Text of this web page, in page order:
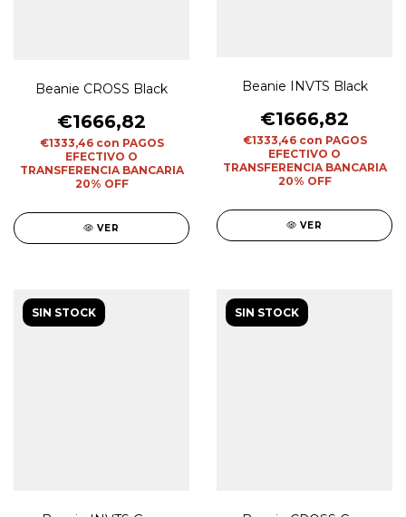
Beanie CROSS Black
€1666,82
€1333,46 con PAGOS
EFECTIVO O
TRANSFERENCIA BANCARIA
20% OFF
VER
Beanie INVTS Black
€1666,82
€1333,46 con PAGOS
EFECTIVO O
TRANSFERENCIA BANCARIA
20% OFF
VER
SIN STOCK SIN STOCK